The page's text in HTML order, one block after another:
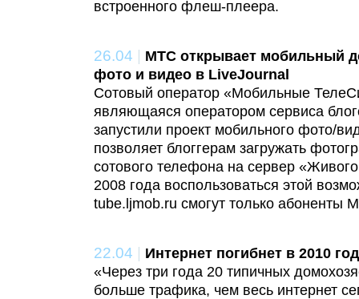
встроенного флеш-плеера.
26.04 | МТС открывает мобильный
фото и видео в LiveJournal
Сотовый оператор «Мобильные
являющаяся оператором сервиса
запустили проект мобильного фото/
позволяет блоггерам загружать
сотового телефона на сервер
2008 года воспользоваться этой
tube.ljmob.ru смогут только абоненты
22.04 | Интернет погибнет в 2010
«Через три года 20 типичных
больше трафика, чем весь интернет